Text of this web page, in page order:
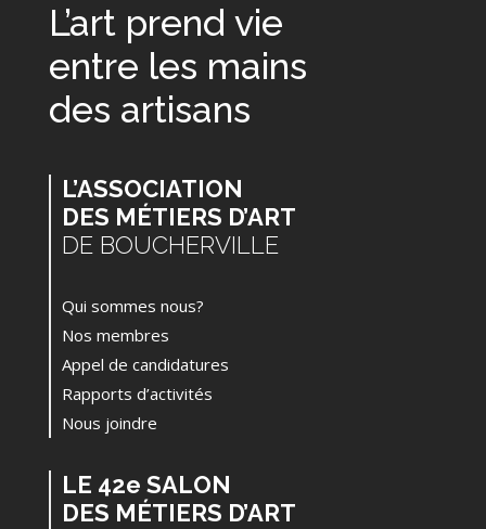
L’art prend vie
entre les mains
des artisans
L’ASSOCIATION
DES MÉTIERS D’ART
DE BOUCHERVILLE
Qui sommes nous?
Nos membres
Appel de candidatures
Rapports d’activités
Nous joindre
LE 42e SALON
DES MÉTIERS D’ART